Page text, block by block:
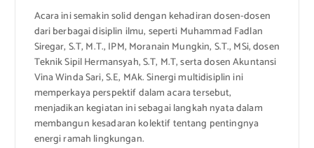
Acara ini semakin solid dengan kehadiran dosen-dosen
dari berbagai disiplin ilmu, seperti Muhammad Fadlan
Siregar, S.T, M.T., IPM, Moranain Mungkin, S.T., MSi, dosen
Teknik Sipil Hermansyah, S.T, M.T, serta dosen Akuntansi
Vina Winda Sari, S.E, MAk. Sinergi multidisiplin ini
memperkaya perspektif dalam acara tersebut,
menjadikan kegiatan ini sebagai langkah nyata dalam
membangun kesadaran kolektif tentang pentingnya
energi ramah lingkungan.